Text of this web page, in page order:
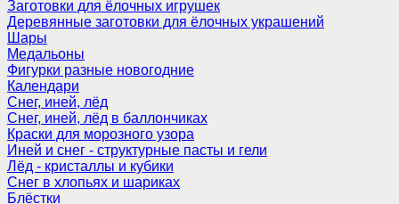
Заготовки для ёлочных игрушек
Деревянные заготовки для ёлочных украшений
Шары
Медальоны
Фигурки разные новогодние
Календари
Снег, иней, лёд
Снег, иней, лёд в баллончиках
Краски для морозного узора
Иней и снег - структурные пасты и гели
Лёд - кристаллы и кубики
Снег в хлопьях и шариках
Блёстки